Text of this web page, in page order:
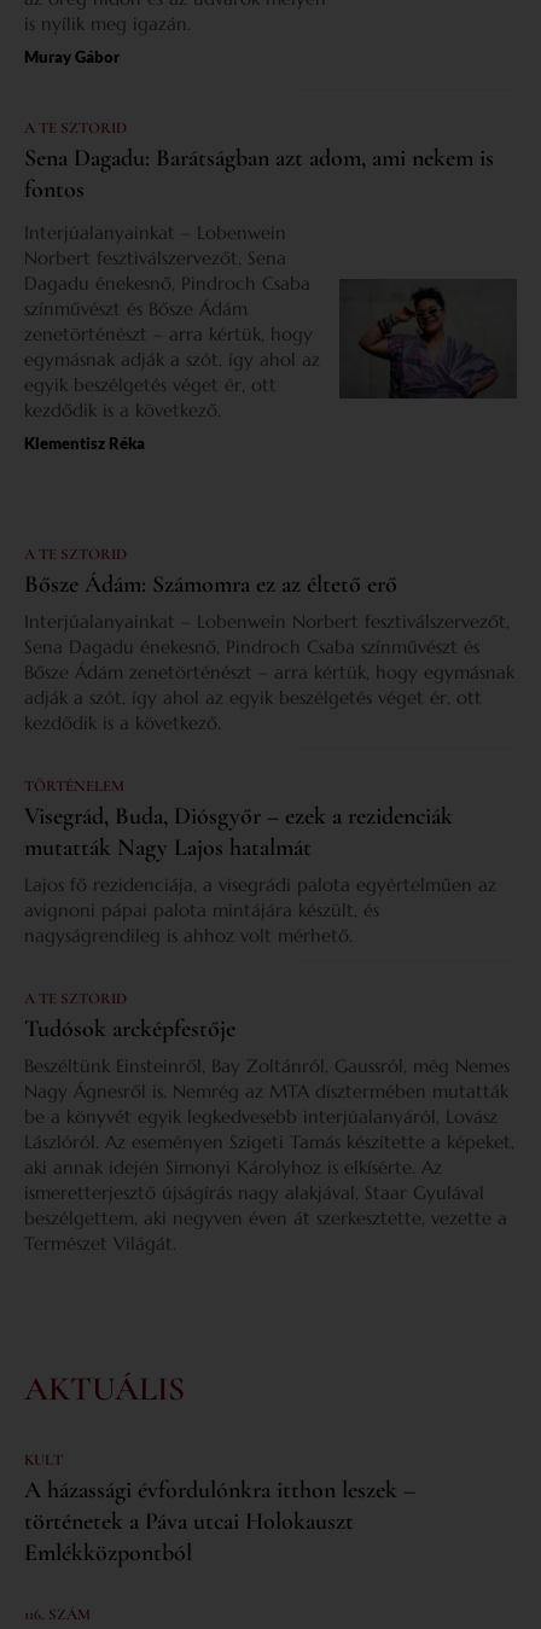
is nyílik meg igazán.
Muray Gábor
A TE SZTORID
Sena Dagadu: Barátságban azt adom, ami nekem is
fontos
Interjúalanyainkat – Lobenwein
Norbert fesztiválszervezőt, Sena
Dagadu énekesnő, Pindroch Csaba
színművészt és Bősze Ádám
zenetörténészt – arra kértük, hogy
egymásnak adják a szót, így ahol az
egyik beszélgetés véget ér, ott
kezdődik is a következő.
Klementisz Réka
A TE SZTORID
Bősze Ádám: Számomra ez az éltető erő
Interjúalanyainkat – Lobenwein Norbert fesztiválszervezőt,
Sena Dagadu énekesnő, Pindroch Csaba színművészt és
Bősze Ádám zenetörténészt – arra kértük, hogy egymásnak
adják a szót, így ahol az egyik beszélgetés véget ér, ott
kezdődik is a következő.
TÖRTÉNELEM
Visegrád, Buda, Diósgyőr – ezek a rezidenciák
mutatták Nagy Lajos hatalmát
Lajos fő rezidenciája, a visegrádi palota egyértelműen az
avignoni pápai palota mintájára készült, és
nagyságrendileg is ahhoz volt mérhető.
A TE SZTORID
Tudósok arcképfestője
Beszéltünk Einsteinről, Bay Zoltánról, Gaussról, még Nemes
Nagy Ágnesről is. Nemrég az MTA dísztermében mutatták
be a könyvét egyik legkedvesebb interjúalanyáról, Lovász
Lászlóról. Az eseményen Szigeti Tamás készítette a képeket,
aki annak idején Simonyi Károlyhoz is elkísérte. Az
ismeretterjesztő újságírás nagy alakjával, Staar Gyulával
beszélgettem, aki negyven éven át szerkesztette, vezette a
Természet Világát.
AKTUÁLIS
KULT
A házassági évfordulónkra itthon leszek –
történetek a Páva utcai Holokauszt
Emlékközpontból
116. SZÁM